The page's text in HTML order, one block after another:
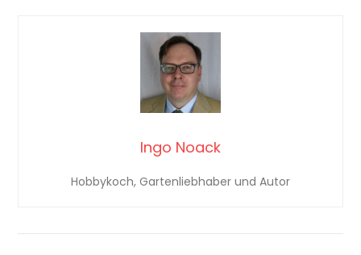
Ingo Noack
Hobbykoch, Gartenliebhaber und Autor